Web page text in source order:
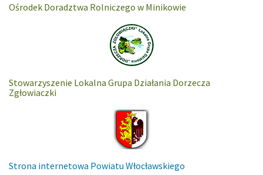
Ośrodek Doradztwa Rolniczego w Minikowie
Stowarzyszenie Lokalna Grupa Działania Dorzecza
Zgłowiaczki
Strona internetowa Powiatu Włocławskiego